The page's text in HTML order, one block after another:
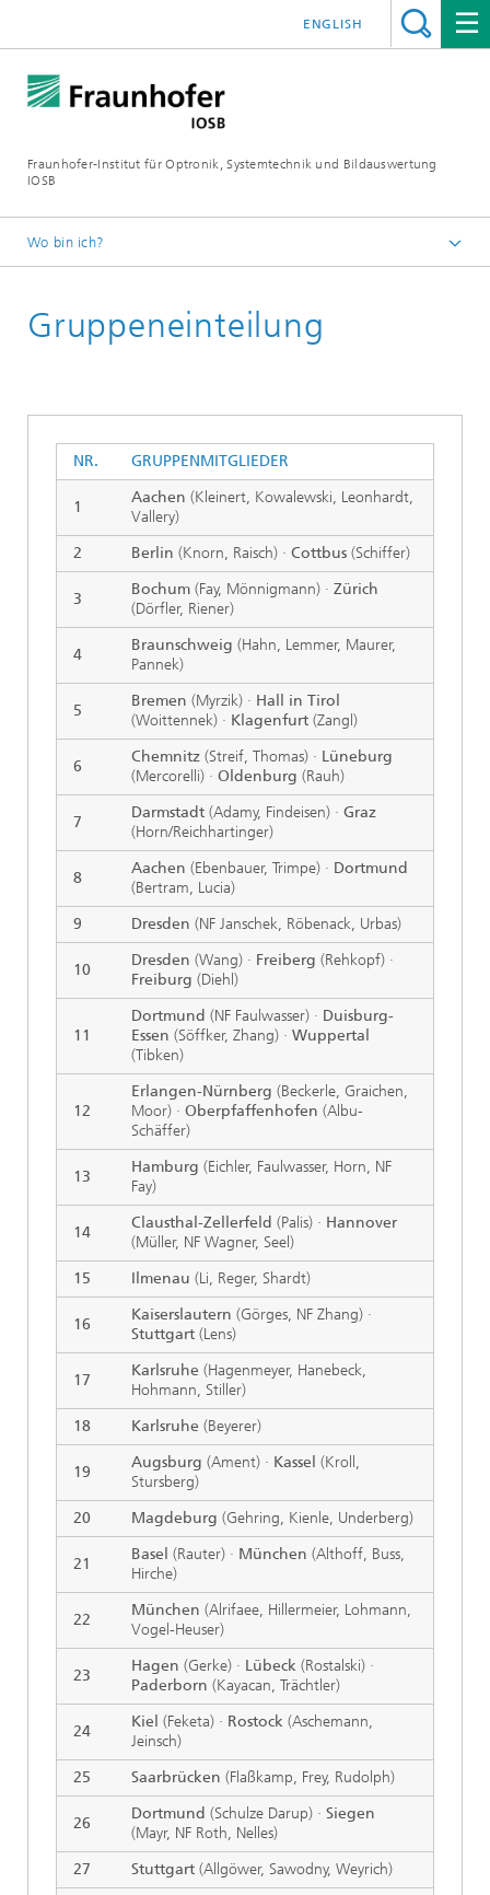
Fraunhofer-Institut für Optronik, Systemtechnik und Bildauswertung
IOSB
ENGLISH
Wo bin ich?
Veranstaltungen
Gruppeneinteilung
NR. GRUPPENMITGLIEDER
1
Aachen (Kleinert, Kowalewski, Leonhardt,
Vallery)
2
Berlin (Knorn, Raisch) · Cottbus (Schiffer)
3
Bochum (Fay, Mönnigmann) · Zürich
(Dörfler, Riener)
4
Braunschweig (Hahn, Lemmer, Maurer,
Pannek)
5
Bremen (Myrzik) · Hall in Tirol
(Woittennek) · Klagenfurt (Zangl)
6
Chemnitz (Streif, Thomas) · Lüneburg
(Mercorelli) · Oldenburg (Rauh)
7
Darmstadt (Adamy, Findeisen) · Graz
(Horn/Reichhartinger)
8
Aachen (Ebenbauer, Trimpe) · Dortmund
(Bertram, Lucia)
9
Dresden (NF Janschek, Röbenack, Urbas)
10
Dresden (Wang) · Freiberg (Rehkopf) ·
Freiburg (Diehl)
11
Dortmund (NF Faulwasser) · Duisburg-
Essen (Söffker, Zhang) · Wuppertal
(Tibken)
12
Erlangen-Nürnberg (Beckerle, Graichen,
Moor) · Oberpfaffenhofen (Albu-
Schäffer)
13
Hamburg (Eichler, Faulwasser, Horn, NF
Fay)
14
Clausthal-Zellerfeld (Palis) · Hannover
(Müller, NF Wagner, Seel)
15
Ilmenau (Li, Reger, Shardt)
16
Kaiserslautern (Görges, NF Zhang) ·
Stuttgart (Lens)
17
Karlsruhe (Hagenmeyer, Hanebeck,
Hohmann, Stiller)
18
Karlsruhe (Beyerer)
19
Augsburg (Ament) · Kassel (Kroll,
Stursberg)
20
Magdeburg (Gehring, Kienle, Underberg)
21
Basel (Rauter) · München (Althoff, Buss,
Hirche)
22
München (Alrifaee, Hillermeier, Lohmann,
Vogel-Heuser)
23
Hagen (Gerke) · Lübeck (Rostalski) ·
Paderborn (Kayacan, Trächtler)
24
Kiel (Feketa) · Rostock (Aschemann,
Jeinsch)
25
Saarbrücken (Flaßkamp, Frey, Rudolph)
26
Dortmund (Schulze Darup) · Siegen
(Mayr, NF Roth, Nelles)
27
Stuttgart (Allgöwer, Sawodny, Weyrich)